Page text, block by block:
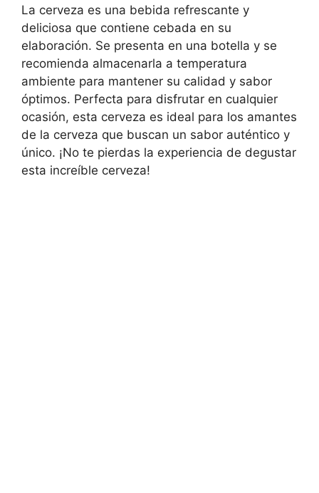
La cerveza es una bebida refrescante y
deliciosa que contiene cebada en su
elaboración. Se presenta en una botella y se
recomienda almacenarla a temperatura
ambiente para mantener su calidad y sabor
óptimos. Perfecta para disfrutar en cualquier
ocasión, esta cerveza es ideal para los amantes
de la cerveza que buscan un sabor auténtico y
único. ¡No te pierdas la experiencia de degustar
esta increíble cerveza!